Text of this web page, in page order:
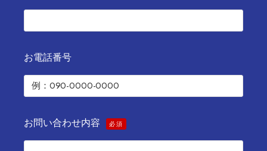
お電話番号
お問い合わせ内容 必須